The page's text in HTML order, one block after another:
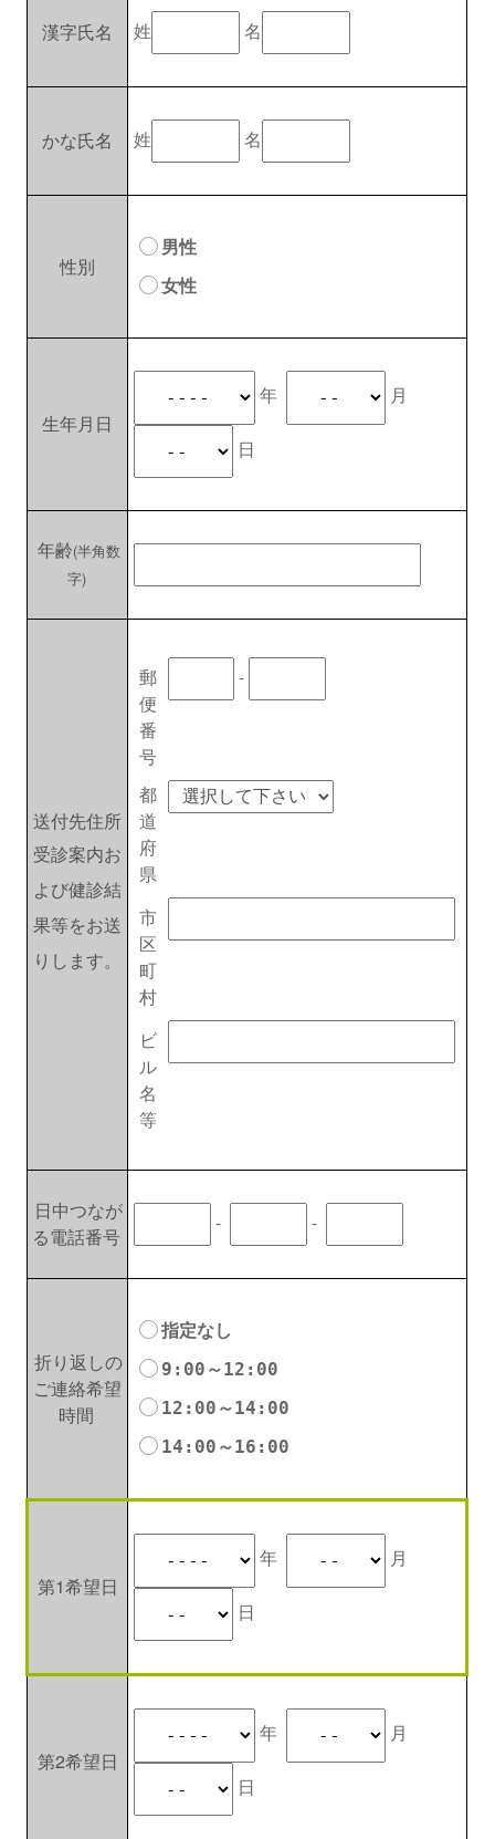
漢字氏名 姓 名
かな氏名 姓 名
性別
男性
女性
生年月日
年 月
日
年齢(半角数
字)
送付先住所
受診案内お
よび健診結
果等をお送
りします。
郵
便
番
号
-
都
道
府
県
市
区
町
村
ビ
ル
名
等
日中つなが
る電話番号
- -
折り返しの
ご連絡希望
時間
指定なし
9:00～12:00
12:00～14:00
14:00～16:00
第1希望日
年 月
日
第2希望日
年 月
日